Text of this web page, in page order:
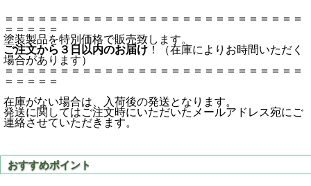
＝＝＝＝＝＝＝＝＝＝＝＝＝＝＝＝＝＝＝＝＝＝＝＝＝＝＝
＝＝＝＝＝
塗装製品を特別価格で販売致します。
ご注文から３日以内のお届け ！（在庫によりお時間いただく
場合があります）
＝＝＝＝＝＝＝＝＝＝＝＝＝＝＝＝＝＝＝＝＝＝＝＝＝＝＝
＝＝＝＝＝
在庫がない場合は、入荷後の発送となります。
発送に関してはご注文時にいただいたメールアドレス宛にご
連絡させていただきます。